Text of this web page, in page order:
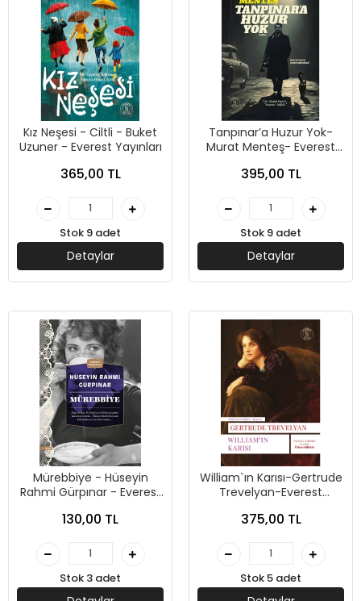
Kız Neşesi - Ciltli - Buket
Uzuner - Everest Yayınları
365,00 TL
Stok 9 adet
Detaylar
Tanpınar’a Huzur Yok-
Murat Menteş- Everest
395,00 TL
Stok 9 adet
Detaylar
Mürebbiye - Hüseyin
Rahmi Gürpınar - Everest
130,00 TL
Stok 3 adet
William`ın Karısı-Gertrude
Trevelyan-Everest
375,00 TL
Stok 5 adet